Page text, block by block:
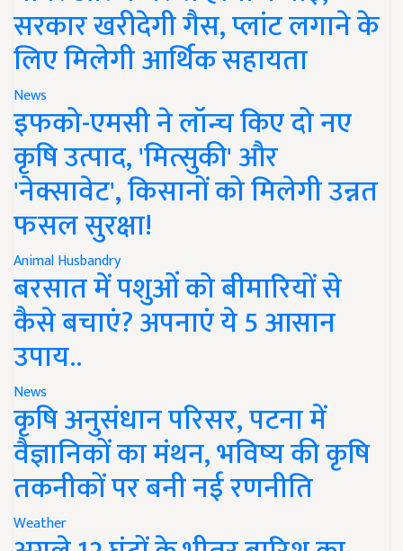
सरकार खरीदेगी गैस, प्लांट लगाने के
लिए मिलेगी आर्थिक सहायता
News
इफको-एमसी ने लॉन्च किए दो नए
कृषि उत्पाद, 'मित्सुकी' और
'नेक्सावेट', किसानों को मिलेगी उन्नत
फसल सुरक्षा!
Animal Husbandry
बरसात में पशुओं को बीमारियों से
कैसे बचाएं? अपनाएं ये 5 आसान
उपाय..
News
कृषि अनुसंधान परिसर, पटना में
वैज्ञानिकों का मंथन, भविष्य की कृषि
तकनीकों पर बनी नई रणनीति
Weather